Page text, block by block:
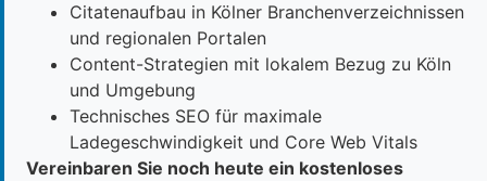
Citatenaufbau in Kölner Branchenverzeichnissen
und regionalen Portalen
Content-Strategien mit lokalem Bezug zu Köln
und Umgebung
Technisches SEO für maximale
Ladegeschwindigkeit und Core Web Vitals
Vereinbaren Sie noch heute ein kostenloses